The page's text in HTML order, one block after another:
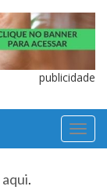
publicidade
aqui.